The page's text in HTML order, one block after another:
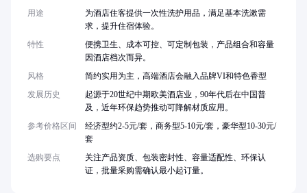
用途
为酒店住客提供一次性洗护用品，满足基本洗漱需
求，提升住宿体验。
特性
便携卫生、成本可控、可定制包装，产品组合和容量
因酒店档次而异。
风格
简约实用为主，高端酒店会融入品牌VI和特色香型
发展历史
起源于20世纪中期欧美酒店业，90年代后在中国普
及，近年环保趋势推动可降解材质应用。
参考价格区间
经济型约2-5元/套，商务型5-10元/套，豪华型10-30元/
套
选购要点
关注产品资质、包装密封性、容量适配性、环保认
证，批量采购需确认最小起订量。